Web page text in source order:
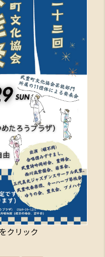
クリック